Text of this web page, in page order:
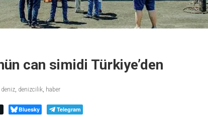
can simidi Türkiye’den
deniz, denizcilik, haber
Bluesky Telegram